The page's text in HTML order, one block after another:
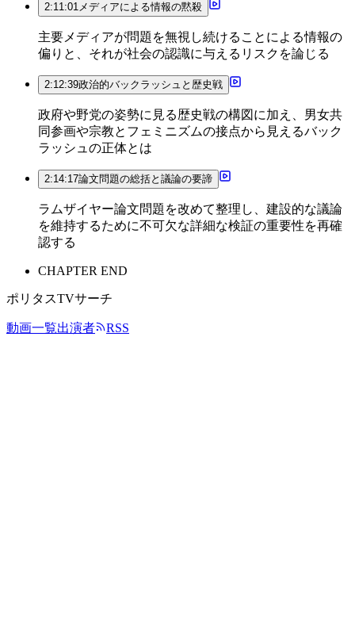
2:11:01メディアによる情報の黙殺
主要メディアが問題を無視し続けることによる情報の
偏りと、それが社会の認識に与えるリスクを論じる
2:12:39政治的バックラッシュと歴史戦
政府や野党の姿勢に見る歴史戦の構図に加え、男女共
同参画や宗教とフェミニズムの接点から見えるバック
ラッシュの正体とは
2:14:17論文問題の総括と議論の要諦
ラムザイヤー論文問題を改めて整理し、建設的な議論
を維持するために不可欠な詳細な検証の重要性を再確
認する
CHAPTER END
ポリタスTVサーチ
動画一覧出演者 RSS